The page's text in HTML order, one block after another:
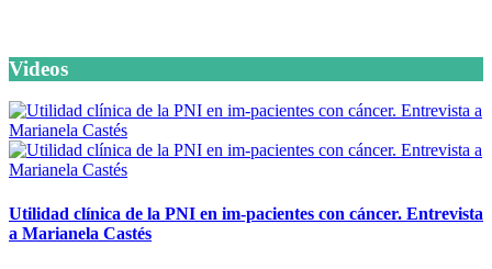
Videos
Utilidad clínica de la PNI en im-pacientes con cáncer. Entrevista
a Marianela Castés